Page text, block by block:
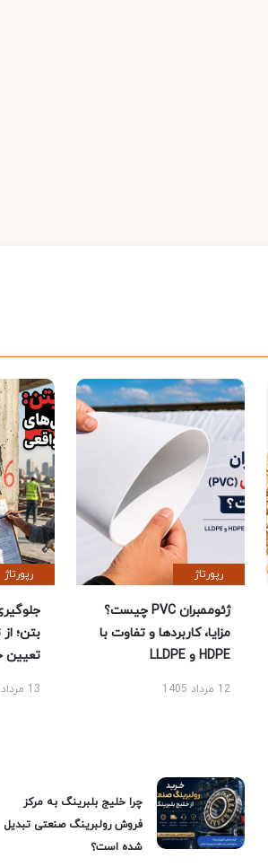
رپورتاژ
ژئوممبران PVC چیست؟
مزایا، کاربردها و تفاوت با
HDPE و LLDPE
12 مرداد 1405
رپورتاژ
بتن؛
تعیین
13 مرداد 1405
چرا خلیج بلبرینگ به مرکز
فروش رولبرینگ صنعتی تبدیل
شده است؟